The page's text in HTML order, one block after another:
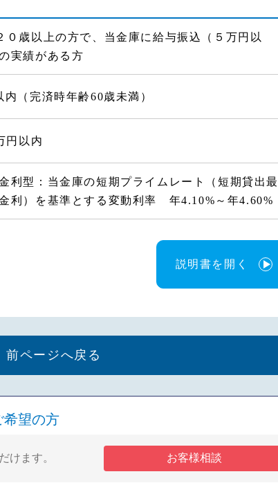
０歳以上の方で、当金庫に給与振込（５万円以
の実績がある方
内（完済時年齢60歳未満）
円以内
利型：当金庫の短期プライムレート（短期貸出最
利）を基準とする変動利率 年4.10%～年4.60%
説明書を開く
前ページへ戻る
希望の方
けます。 お客様相談